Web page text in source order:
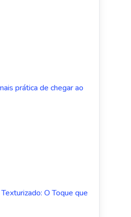
prática de chegar ao
O Toque que